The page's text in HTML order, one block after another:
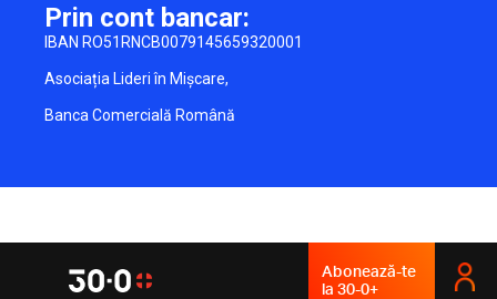
Prin cont bancar:
IBAN RO51RNCB0079145659320001
Asociația Lideri în Mișcare,
Banca Comercială Română
Abonează-te
la 30-0+